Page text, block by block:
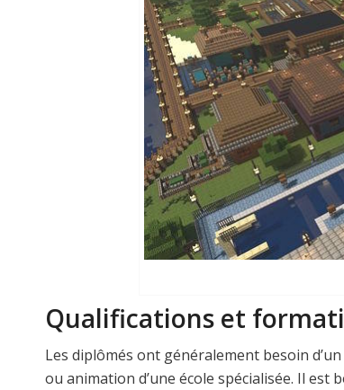
Qualifications et
Les diplômés ont généralement besoin
ou animation d’une école spécialisée. Il est